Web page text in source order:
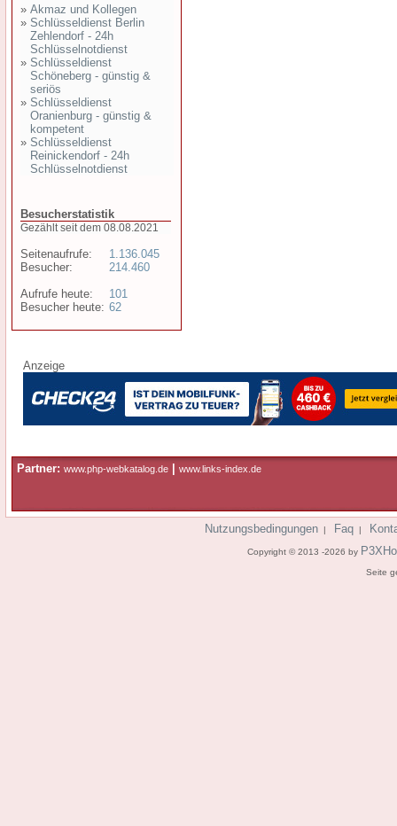
» Akmaz und Kollegen
» Schlüsseldienst Berlin
Zehlendorf - 24h
Schlüsselnotdienst
» Schlüsseldienst
Schöneberg - günstig &
seriös
» Schlüsseldienst
Oranienburg - günstig &
kompetent
» Schlüsseldienst
Reinickendorf - 24h
Schlüsselnotdienst
Besucherstatistik
Gezählt seit dem 08.08.2021
Seitenaufrufe:
Besucher:
Aufrufe heute:
Besucher heute:
1.136.045
214.460
101
62
Anzeige
Partner: www.php-webkatalog.de www.links-index.de
Nutzungsbedingungen | Faq |
Copyright © 2013 -2026 by
Seite